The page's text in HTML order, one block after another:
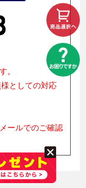
。
としての対応
ールでのご確認